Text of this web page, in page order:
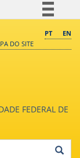
BR
PT
EN
DO SITE
FEDERAL DE